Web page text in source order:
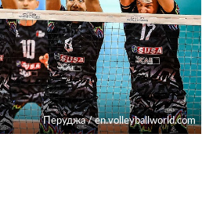
Перуджа / en.volleyballworld.com